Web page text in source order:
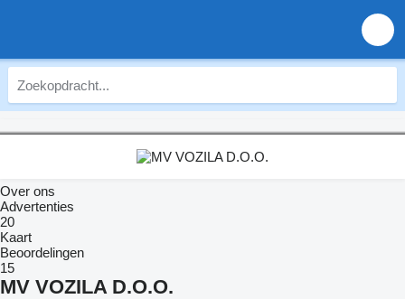
Over ons
Advertenties
20
Kaart
Beoordelingen
15
MV VOZILA D.O.O.